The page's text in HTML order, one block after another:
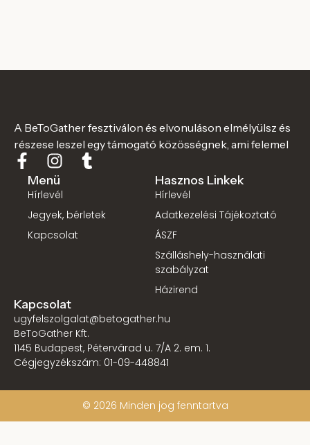
A BeToGather fesztiválon és elvonuláson elmélyülsz és
részese leszel egy támogató közösségnek, ami felemel
Menü
Hírlevél
Jegyek, bérletek
Kapcsolat
Hasznos Linkek
Hírlevél
Adatkezelési Tájékoztató
ÁSZF
Szálláshely-használati
szabályzat
Házirend
Kapcsolat
ugyfelszolgalat@betogather.hu
BeToGather Kft.
1145 Budapest, Pétervárad u. 7/A 2. em. 1.
Cégjegyzékszám: 01-09-448841
© 2026 Minden jog fenntartva